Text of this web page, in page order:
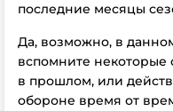
последние месяцы
Да, возможно, в
вспомните некоторые
в прошлом, или
обороне время от